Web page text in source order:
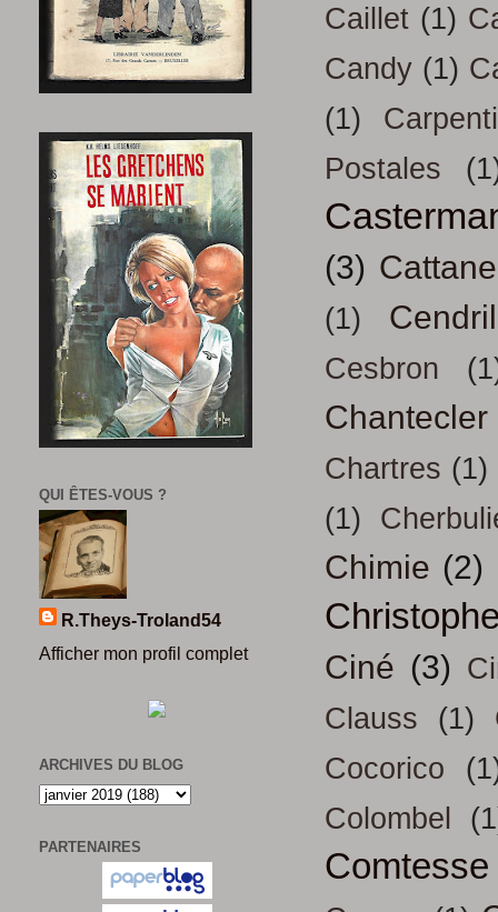
Caillet (1)
Candy (1)
(1)
Postales
(3)
(1)
Cesbron
Chantecler
Chartres (1)
(1)
Chimie (2)
Ciné (3)
Clauss
(1)
Cocorico
Colombel
QUI ÊTES-VOUS ?
R.Theys-Troland54
Afficher mon profil complet
ARCHIVES DU BLOG
PARTENAIRES